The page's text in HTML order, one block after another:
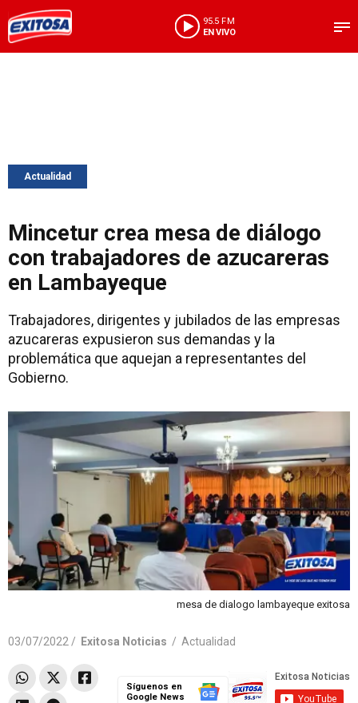
95.5 FM
EN VIVO
Actualidad
Mincetur crea mesa de diálogo
con trabajadores de azucareras
en Lambayeque
Trabajadores, dirigentes y jubilados de las empresas
azucareras expusieron sus demandas y la
problemática que aquejan a representantes del
Gobierno.
mesa de dialogo lambayeque exitosa
03/07/2022 / Exitosa Noticias / Actualidad
Síguenos en
Google News